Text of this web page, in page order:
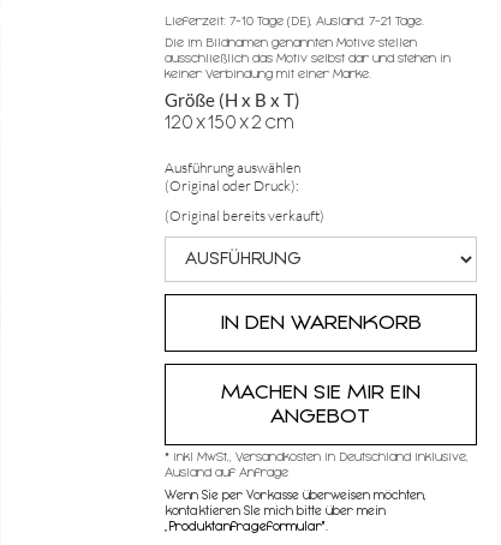
Lieferzeit: 7-10 Tage (DE), Ausland: 7-21 Tage.
Die im Bildnamen genannten Motive stellen
ausschließlich das Motiv selbst dar und stehen in
keiner Verbindung mit einer Marke.
Größe (H x B x T)
120x150x2 cm
Ausführung auswählen
(Original oder Druck):
(Original bereits verkauft)
MACHEN SIE MIR EIN
ANGEBOT
* inkl MwSt,, Versandkosten in Deutschland inklusive,
Ausland auf Anfrage
Wenn Sie per Vorkasse überweisen möchten,
kontaktieren SIe mich bitte über mein
Produktanfrageformular"